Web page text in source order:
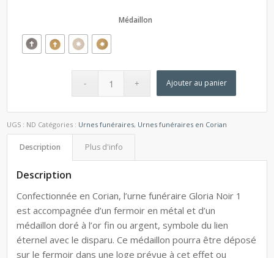
Médaillon
Ajouter au panier
UGS : ND Catégories : Urnes funéraires, Urnes funéraires en Corian
Description Plus d'info
Description
Confectionnée en Corian, l’urne funéraire Gloria Noir 1
est accompagnée d’un fermoir en métal et d’un
médaillon doré à l’or fin ou argent, symbole du lien
éternel avec le disparu. Ce médaillon pourra être déposé
sur le fermoir dans une loge prévue à cet effet ou